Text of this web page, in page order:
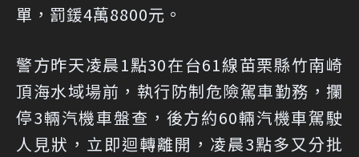
單，罰鍰4萬8800元。
警方昨天凌晨1點30在台61線苗栗縣竹南崎
頂海水域場前，執行防制危險駕車勤務，攔
停3輛汽機車盤查，後方約60輛汽機車駕駛
人見狀，立即迴轉離開，凌晨3點多又分批